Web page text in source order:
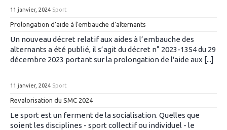
11 janvier, 2024 Sport
Prolongation d’aide à l’embauche d’alternants
Un nouveau décret relatif aux aides à l’embauche des
alternants a été publié, il s’agit du décret n° 2023-1354 du 29
décembre 2023 portant sur la prolongation de l'aide aux [...]
11 janvier, 2024 Sport
Revalorisation du SMC 2024
Le sport est un ferment de la socialisation. Quelles que
soient les disciplines - sport collectif ou individuel - le